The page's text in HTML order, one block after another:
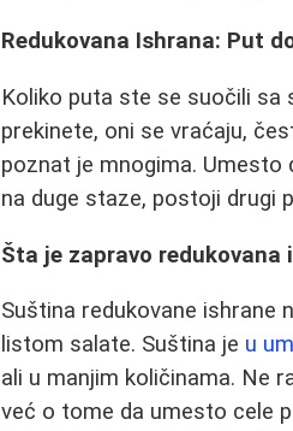
Redukovana Ishrana: Put
Koliko puta ste se suočili sa
prekinete, oni se vraćaju,
poznat je mnogima.
na duge staze, postoji drugi
Šta je zapravo redukovana
Suština redukovane ishrane
listom salate. Suština je u
ali u manjim količinama. Ne
već o tome da umesto cele